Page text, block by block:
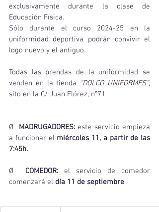
exclusivamente durante la clase de
Educación Física.
Sólo durante el curso 2024-25 en la
uniformidad deportiva podrán convivir el
logo nuevo y el antiguo.
Todas las prendas de la uniformidad se
venden en la tienda
“DOLCO UNIFORMES”,
sito en la C/ Juan Flórez, nº71.
Ø MADRUGADORES: este servicio empieza
a funcionar el miércoles 11, a partir de las
7:45h.
Ø COMEDOR: el servicio de comedor
comenzará el día 11 de septiembre.